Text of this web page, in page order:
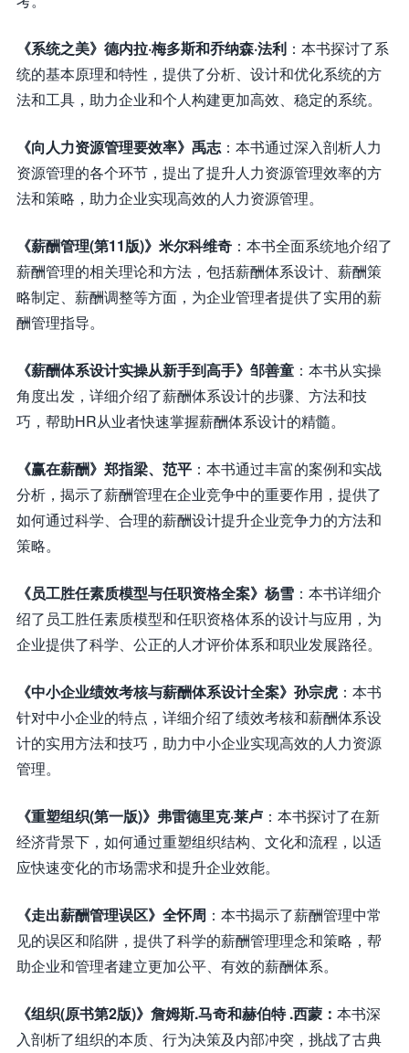
《系统之美》德内拉·梅多斯和乔纳森·法利 ：本书探讨了系
统的基本原理和特性，提供了分析、设计和优化系统的方
法和工具，助力企业和个人构建更加高效、稳定的系统。
《向人力资源管理要效率》禹志：本书通过深入剖析人力
资源管理的各个环节，提出了提升人力资源管理效率的方
法和策略，助力企业实现高效的人力资源管理。
《薪酬管理(第11版)》米尔科维奇 ：本书全面系统地介绍了
薪酬管理的相关理论和方法，包括薪酬体系设计、薪酬策
略制定、薪酬调整等方面，为企业管理者提供了实用的薪
酬管理指导。
《薪酬体系设计实操从新手到高手》邹善童 ：本书从实操
角度出发，详细介绍了薪酬体系设计的步骤、方法和技
巧，帮助HR从业者快速掌握薪酬体系设计的精髓。
《赢在薪酬》郑指梁、范平 ：本书通过丰富的案例和实战
分析，揭示了薪酬管理在企业竞争中的重要作用，提供了
如何通过科学、合理的薪酬设计提升企业竞争力的方法和
策略。
《员工胜任素质模型与任职资格全案》杨雪 ：本书详细介
绍了员工胜任素质模型和任职资格体系的设计与应用，为
企业提供了科学、公正的人才评价体系和职业发展路径。
《中小企业绩效考核与薪酬体系设计全案》孙宗虎 ：本书
针对中小企业的特点，详细介绍了绩效考核和薪酬体系设
计的实用方法和技巧，助力中小企业实现高效的人力资源
管理。
《重塑组织(第一版)》弗雷德里克·莱卢 ：本书探讨了在新
经济背景下，如何通过重塑组织结构、文化和流程，以适
应快速变化的市场需求和提升企业效能。
《走出薪酬管理误区》全怀周 ：本书揭示了薪酬管理中常
见的误区和陷阱，提供了科学的薪酬管理理念和策略，帮
助企业和管理者建立更加公平、有效的薪酬体系。
《组织(原书第2版)》詹姆斯.马奇和赫伯特 .西蒙： 本书深
入剖析了组织的本质、行为决策及内部冲突，挑战了古典